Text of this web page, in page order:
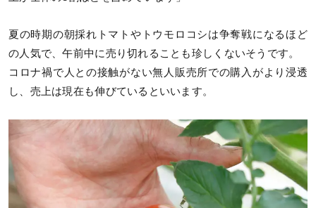
夏の時期の朝採れトマトやトウモロコシは争奪戦になるほど
の人気で、午前中に売り切れることも珍しくないそうです。
コロナ禍で人との接触がない無人販売所での購入がより浸透
し、売上は現在も伸びているといいます。